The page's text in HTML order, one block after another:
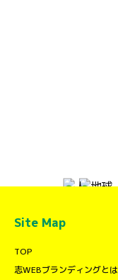
Site Map
TOP
志WEBブランディングとは